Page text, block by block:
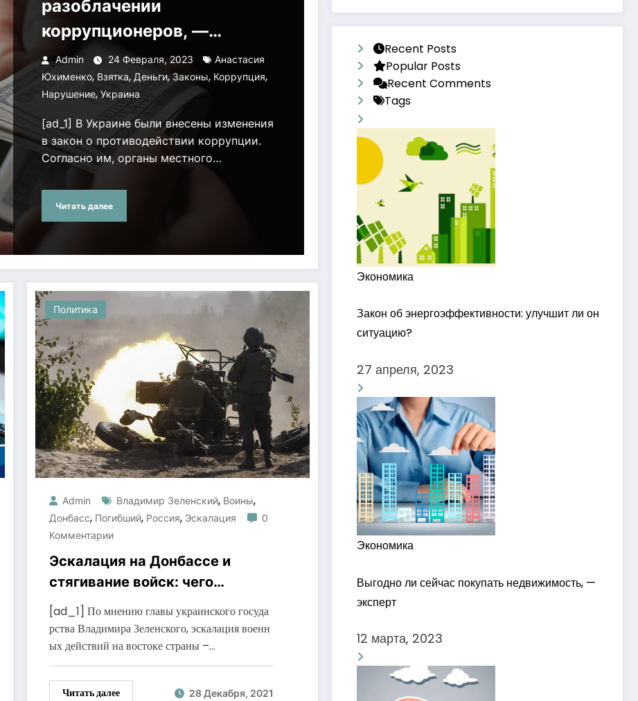
разоблачении
коррупционеров, —
эксперт
Admin 24 Февраля, 2023
Анастасия
Юхименко, Взятка, Деньги,Законы, Коррупция,
Нарушение, Украина
[ad_1] В Украине были внесены изменения
в закон о противодействии коррупции.
Согласно им, органы местного…
Читать далее
Политика
Admin Владимир Зеленский, Воины,
Донбасс, Погибший, Россия, Эскалация
0
Комментарии
Эскалация на Донбассе и
стягивание войск: чего
добивается РФ
[ad_1] По мнению главы украинского госуда
рства Владимира Зеленского, эскалация военн
ых действий на востоке страны –…
Читать далее 28 Декабря, 2021
Recent Posts
Popular Posts
Recent Comments
Tags
Экономика
Закон об энергоэффективности: улучшит ли он
ситуацию?
27 апреля, 2023
Экономика
Выгодно ли сейчас покупать недвижимость, —
эксперт
12 марта, 2023